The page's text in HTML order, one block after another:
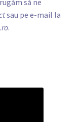
să ne
sau pe e-mail la
.